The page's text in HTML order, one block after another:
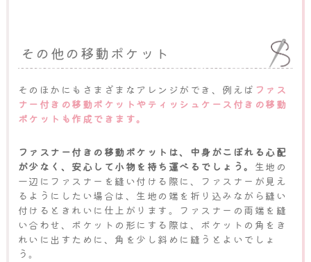
その他の移動ポケット
そのほかにもさまざまなアレンジができ、例えば ファス
ナー付きの移動ポケットやティッシュケース付きの移動
ポケットも作成できます。
ファスナー付きの移動ポケットは、中身がこぼれる心配
が少なく、安心して小物を持ち運べるでしょう。 生地の
一辺にファスナーを縫い付ける際に、ファスナーが見え
るようにしたい場合は、生地の端を折り込みながら縫い
付けるときれいに仕上がります。ファスナーの両端を縫
い合わせ、ポケットの形にする際は、ポケットの角をき
れいに出すために、角を少し斜めに縫うとよいでしょ
う。